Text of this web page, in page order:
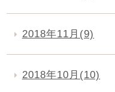
2018年11月(9)
2018年10月(10)